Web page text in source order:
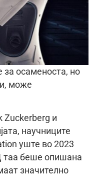
за осаменоста, но
може
Zuckerberg и
научниците
уште во 2023
таа беше опишана
значително